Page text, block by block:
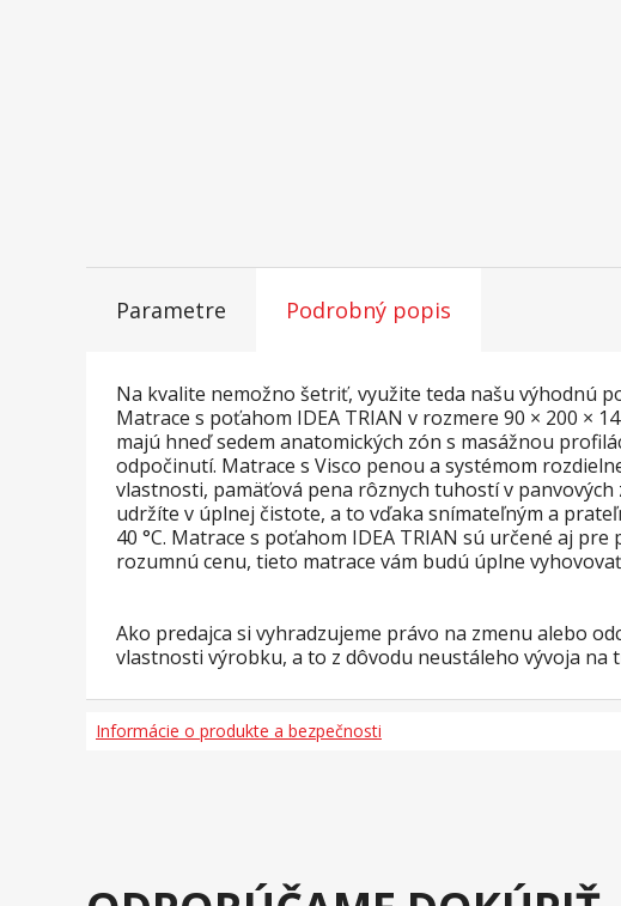
Parametre Podrobný popis
Na kvalite nemožno šetriť, využite teda našu výhodnú
Matrace s poťahom IDEA TRIAN v rozmere 90 × 200 ×
majú hneď sedem anatomických zón s masážnou
odpočinutí. Matrace s Visco penou a systémom
vlastnosti, pamäťová pena rôznych tuhostí v
udržíte v úplnej čistote, a to vďaka snímateľným a
40 °C. Matrace s poťahom IDEA TRIAN sú určené aj
rozumnú cenu, tieto matrace vám budú úplne
Ako predajca si vyhradzujeme právo na zmenu alebo
vlastnosti výrobku, a to z dôvodu neustáleho vývoja na
Informácie o produkte a bezpečnosti